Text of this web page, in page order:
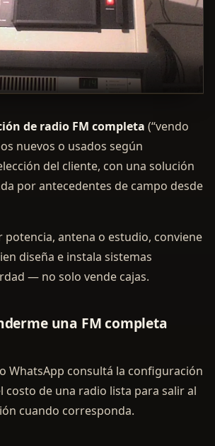
de radio FM completa (“vendo
nuevos o usados según
del cliente, con una solución
por antecedentes de campo desde
potencia, antena o estudio, conviene
diseña e instala sistemas
— no solo vende cajas.
una FM completa
o WhatsApp consultá la configuración
costo de una radio lista para salir al
cuando corresponda.